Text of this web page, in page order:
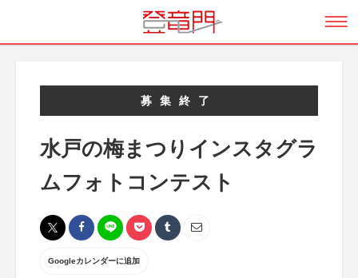
募集終了
水戸の梅まつりインスタグラ
ムフォトコンテスト
Googleカレンダーに追加